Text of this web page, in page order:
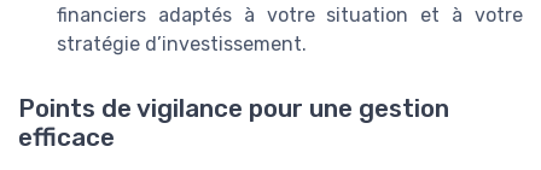
financiers adaptés à votre situation et à votre
stratégie d’investissement.
Points de vigilance pour une gestion
efficace